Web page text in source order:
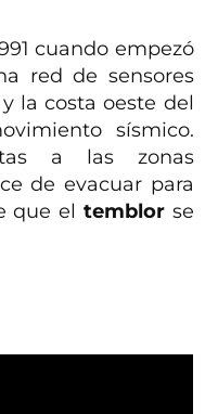
cuando empezó
red de sensores
la costa oeste del
sísmico.
a las zonas
de evacuar para
que el temblorse